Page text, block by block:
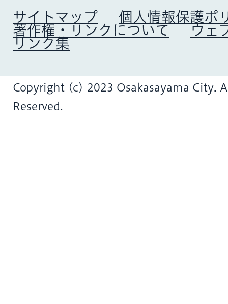
サイトマップ
個人情報保護ポ
著作権・リンクについて
ウェ
リンク集
Copyright (c) 2023 Osakasayama City.
Reserved.